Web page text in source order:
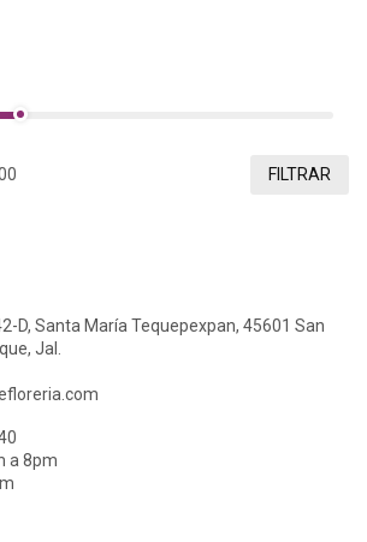
FILTRAR
D, Santa María Tequepexpan, 45601 San
Jal.
a 8pm